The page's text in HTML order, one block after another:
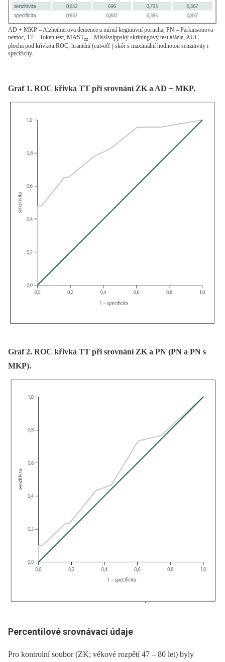
AD + MKP – Alzheimerova demence a mírná kognitivní porucha, PN – Parkinsonova
nemoc, TT – Token test, MASTcz – Mississippský skríningový test afázie, AUC –
plocha pod křivkou ROC; hraniční (cut-off ) skór s maximální hodnotou senzitivity i
specificity.
Graf 1. ROC křivka TT při srovnání ZK a AD + MKP.
Graf 2. ROC křivka TT při srovnání ZK a PN (PN a PN s
MKP).
Percentilové srovnávací údaje
Pro kontrolní soubor (ZK; věkové rozpětí 47 –⁠ 80 let) byly